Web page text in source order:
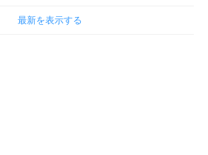
最新を表示する